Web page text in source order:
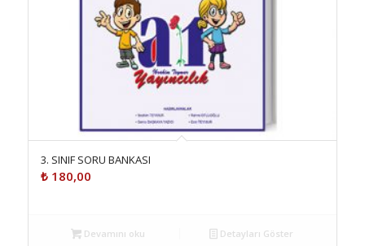
3. SINIF SORU BANKASI
₺180,00
Devamını oku Detayları Göster